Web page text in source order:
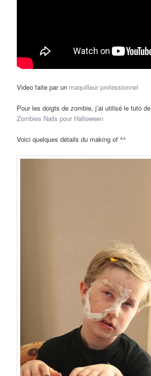
Video faite par un maquilleur professionnel
Pour les doigts de zombie, j’ai utilisé le tuto de
Zombies Nails pour Halloween
Voici quelques détails du making of ^^